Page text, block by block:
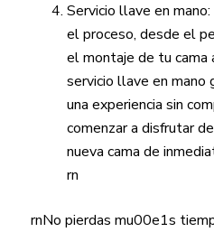
Servicio llave en
el proceso, desde el
el montaje de tu cama
servicio llave en mano
una experiencia sin
comenzar a disfrutar
nueva cama de
rn
rnNo pierdas mu00e1s